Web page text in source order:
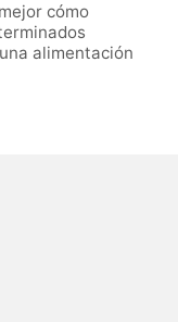
cómo
alimentación